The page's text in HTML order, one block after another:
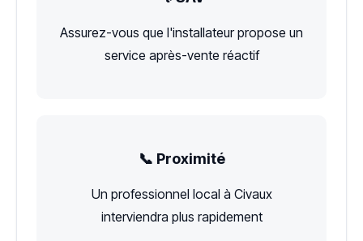
Assurez-vous que l'installateur propose un
service après-vente réactif
📞 Proximité
Un professionnel local à Civaux
interviendra plus rapidement